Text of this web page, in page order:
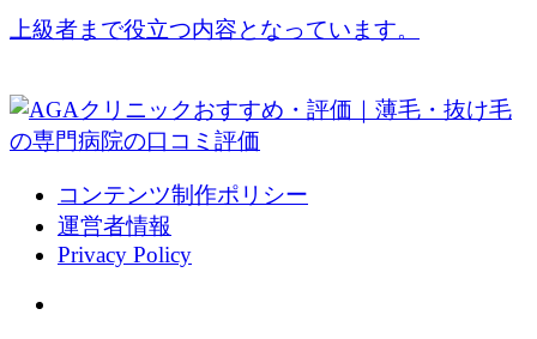
上級者まで役立つ内容となっています。
コンテンツ制作ポリシー
運営者情報
Privacy Policy